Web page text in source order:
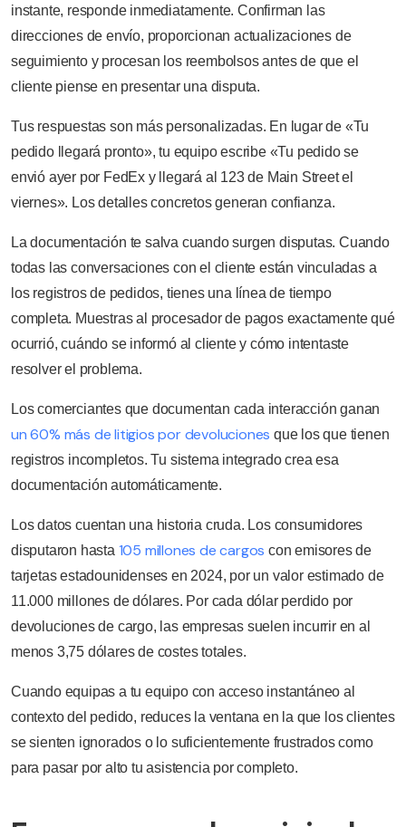
instante, responde inmediatamente. Confirman las
direcciones de envío, proporcionan actualizaciones de
seguimiento y procesan los reembolsos antes de que el
cliente piense en presentar una disputa.
Tus respuestas son más personalizadas. En lugar de «Tu
pedido llegará pronto», tu equipo escribe «Tu pedido se
envió ayer por FedEx y llegará al 123 de Main Street el
viernes». Los detalles concretos generan confianza.
La documentación te salva cuando surgen disputas. Cuando
todas las conversaciones con el cliente están vinculadas a
los registros de pedidos, tienes una línea de tiempo
completa. Muestras al procesador de pagos exactamente qué
ocurrió, cuándo se informó al cliente y cómo intentaste
resolver el problema.
Los comerciantes que documentan cada interacción ganan
un 60% más de litigios por devoluciones que los que tienen
registros incompletos. Tu sistema integrado crea esa
documentación automáticamente.
Los datos cuentan una historia cruda. Los consumidores
disputaron hasta 105 millones de cargos con emisores de
tarjetas estadounidenses en 2024, por un valor estimado de
11.000 millones de dólares. Por cada dólar perdido por
devoluciones de cargo, las empresas suelen incurrir en al
menos 3,75 dólares de costes totales.
Cuando equipas a tu equipo con acceso instantáneo al
contexto del pedido, reduces la ventana en la que los clientes
se sienten ignorados o lo suficientemente frustrados como
para pasar por alto tu asistencia por completo.